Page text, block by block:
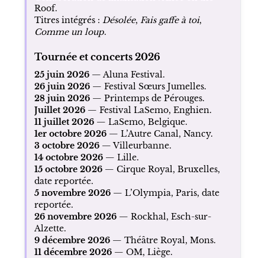
Roof.
Titres intégrés : Désolée, Fais gaffe à toi,
Comme un loup.
Tournée et concerts 2026
25 juin 2026— Aluna Festival.
26 juin 2026— Festival Sœurs Jumelles.
28 juin 2026— Printemps de Pérouges.
Juillet 2026— Festival LaSemo, Enghien.
11 juillet 2026— LaSemo, Belgique.
1er octobre 2026— L’Autre Canal, Nancy.
3 octobre 2026— Villeurbanne.
14 octobre 2026— Lille.
15 octobre 2026— Cirque Royal, Bruxelles,
date reportée.
5 novembre 2026— L’Olympia, Paris, date
reportée.
26 novembre 2026— Rockhal, Esch-sur-
Alzette.
9 décembre 2026— Théâtre Royal, Mons.
11 décembre 2026— OM, Liège.